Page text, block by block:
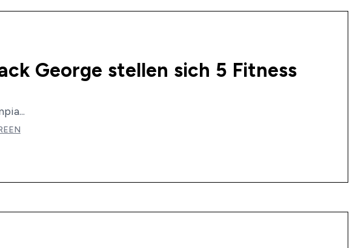
George stellen sich 5 Fitness